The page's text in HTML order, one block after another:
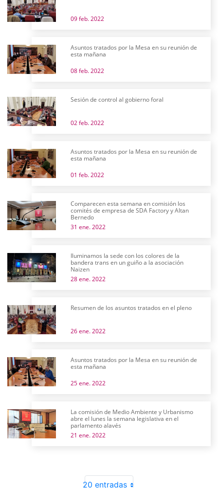
09 feb. 2022
Asuntos tratados por la Mesa en su reunión de
esta mañana
08 feb. 2022
Sesión de control al gobierno foral
02 feb. 2022
Asuntos tratados por la Mesa en su reunión de
esta mañana
01 feb. 2022
Comparecen esta semana en comisión los
comités de empresa de SDA Factory y Altan
Bernedo
31 ene. 2022
Iluminamos la sede con los colores de la
bandera trans en un guiño a la asociación
Naizen
28 ene. 2022
Resumen de los asuntos tratados en el pleno
26 ene. 2022
Asuntos tratados por la Mesa en su reunión de
esta mañana
25 ene. 2022
La comisión de Medio Ambiente y Urbanismo
abre el lunes la semana legislativa en el
parlamento alavés
21 ene. 2022
20 entradas